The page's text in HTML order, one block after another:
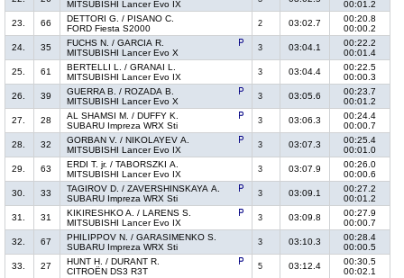
MITSUBISHI Lancer Evo IX
00:01.2
23.
66
DETTORI G. / PISANO C.
FORD Fiesta S2000
2 03:02.7
00:20.8
00:00.2
24.
35
FUCHS N. / GARCIA R.
MITSUBISHI Lancer Evo X
3 03:04.1
00:22.2
00:01.4
25.
61
BERTELLI L. / GRANAI L.
MITSUBISHI Lancer Evo IX
3 03:04.4
00:22.5
00:00.3
26.
39
GUERRA B. / ROZADA B.
MITSUBISHI Lancer Evo X
3 03:05.6
00:23.7
00:01.2
27.
28
AL SHAMSI M. / DUFFY K.
SUBARU Impreza WRX Sti
3 03:06.3
00:24.4
00:00.7
28.
32
GORBAN V. / NIKOLAYEV A.
MITSUBISHI Lancer Evo IX
3 03:07.3
00:25.4
00:01.0
29.
63
ERDI T. jr. / TABORSZKI A.
MITSUBISHI Lancer Evo IX
3 03:07.9
00:26.0
00:00.6
30.
33
TAGIROV D. / ZAVERSHINSKAYA A.
SUBARU Impreza WRX Sti
3 03:09.1
00:27.2
00:01.2
31.
31
KIKIRESHKO A. / LARENS S.
MITSUBISHI Lancer Evo IX
3 03:09.8
00:27.9
00:00.7
32.
67
PHILIPPOV N. / GARASIMENKO S.
SUBARU Impreza WRX Sti
3 03:10.3
00:28.4
00:00.5
33.
27
HUNT H. / DURANT R.
CITROËN DS3 R3T
5 03:12.4
00:30.5
00:02.1